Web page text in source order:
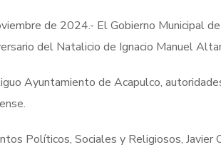
de 2024.- El Gobierno Municipal
del Natalicio de Ignacio Manuel
Ayuntamiento de Acapulco,
Políticos, Sociales y Religiosos,